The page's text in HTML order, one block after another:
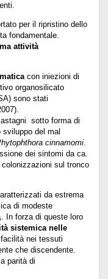
per il ripristino dello
fondamentale.
attività
con iniezioni di
organosilicato
sono stati
sotto forma di
sviluppo del mal
cinnamomi
dei sintomi da ca.
colonizzazioni sul tronco
da estrema
di modeste
. In forza di queste loro
sistemica nelle
nei tessuti
che discendente.
parità di